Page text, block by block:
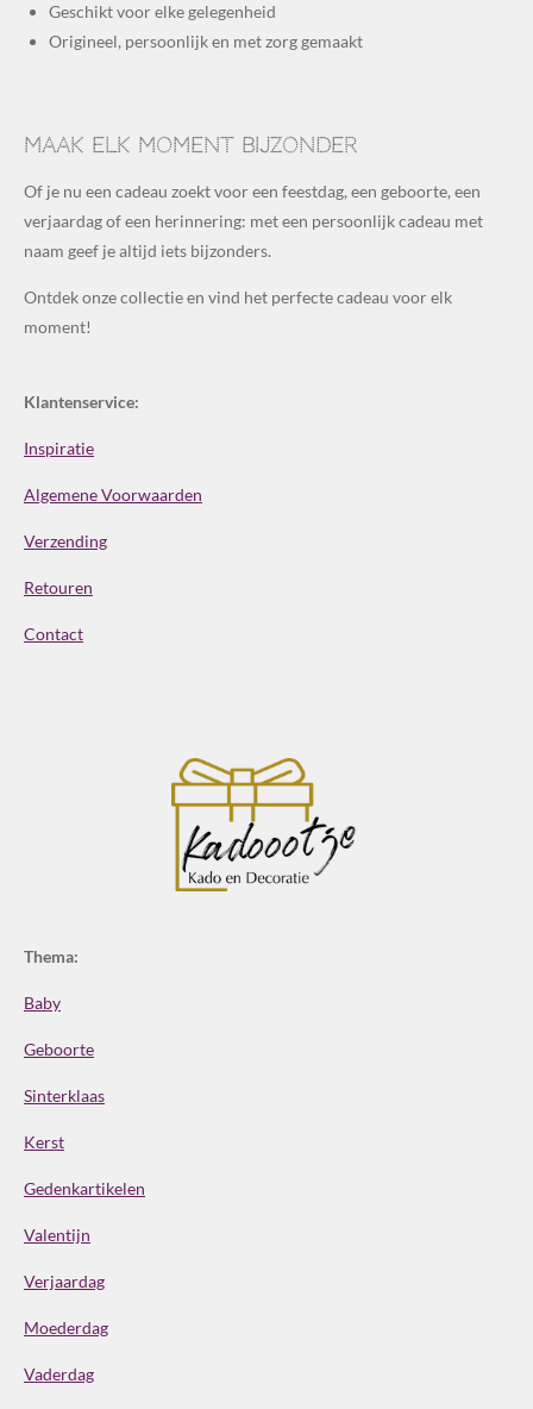
Geschikt voor elke gelegenheid
Origineel, persoonlijk en met zorg gemaakt
Maak elk moment bijzonder
Of je nu een cadeau zoekt voor een feestdag, een geboorte, een
verjaardag of een herinnering: met een persoonlijk cadeau met
naam geef je altijd iets bijzonders.
Ontdek onze collectie en vind het perfecte cadeau voor elk
moment!
Klantenservice:
Inspiratie
Algemene Voorwaarden
Verzending
Retouren
Contact
Thema:
Baby
Geboorte
Sinterklaas
Kerst
Gedenkartikelen
Valentijn
Verjaardag
Moederdag
Vaderdag